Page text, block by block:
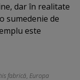
dar în realitate
sumedenie de
este
fabrică, Europa